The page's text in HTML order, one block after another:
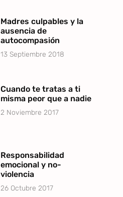
Madres culpables y la
ausencia de
autocompasión
13 Septiembre 2018
Cuando te tratas a ti
misma peor que a nadie
2 Noviembre 2017
Responsabilidad
emocional y no-
violencia
26 Octubre 2017